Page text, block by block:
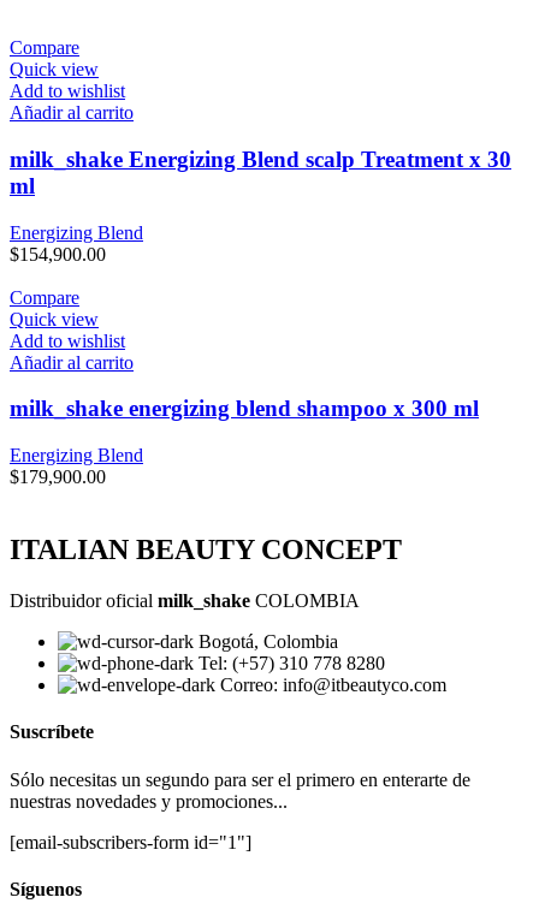
Compare
Quick view
Add to wishlist
Añadir al carrito
milk_shake Energizing Blend scalp Treatment x 30
ml
Energizing Blend
$154,900.00
Compare
Quick view
Add to wishlist
Añadir al carrito
milk_shake energizing blend shampoo x 300 ml
Energizing Blend
$179,900.00
ITALIAN BEAUTY CONCEPT
Distribuidor oficial milk_shake COLOMBIA
Bogotá, Colombia
Tel: (+57) 310 778 8280
Correo: info@itbeautyco.com
Suscríbete
Sólo necesitas un segundo para ser el primero en enterarte de
nuestras novedades y promociones...
[email-subscribers-form id="1"]
Síguenos